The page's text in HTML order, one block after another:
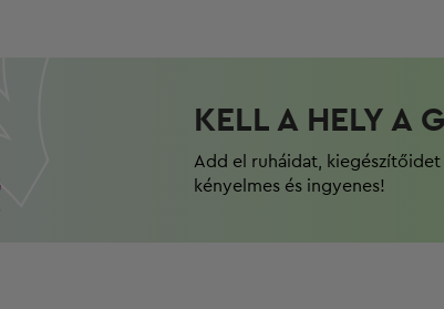
KELL A HELY A
Add el ruháidat, kiegészítőidet
kényelmes és ingyenes!